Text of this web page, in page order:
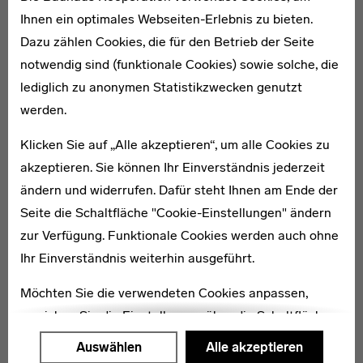
Ihnen ein optimales Webseiten-Erlebnis zu bieten.
Dazu zählen Cookies, die für den Betrieb der Seite
notwendig sind (funktionale Cookies) sowie solche, die
lediglich zu anonymen Statistikzwecken genutzt
werden.
Klicken Sie auf „Alle akzeptieren“, um alle Cookies zu
akzeptieren. Sie können Ihr Einverständnis jederzeit
ändern und widerrufen. Dafür steht Ihnen am Ende der
Seite die Schaltfläche "Cookie-Einstellungen" ändern
zur Verfügung. Funktionale Cookies werden auch ohne
Ihr Einverständnis weiterhin ausgeführt.
Möchten Sie die verwendeten Cookies anpassen,
erreichen Sie die Einstellungen über die Schaltfläche
"Auswählen".
Auswählen Alle akzeptieren
hinsichtlich der Grundrissgestaltung gerecht werden.
Von 2005 bis 2006 fanden umfassende Sanierungen
statt. Die Farbanstriche zeigen seitdem wieder Völkers
ursprüngliche Gestaltung. Statt Kunststofffenstern
finden nun wieder Holzfenster mit der ursprünglichen
Karte